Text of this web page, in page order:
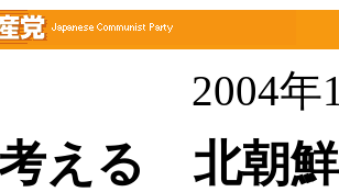
2004
える 北朝